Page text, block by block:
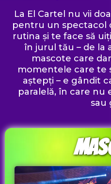
La El Cartel nu vii
pentru un spectacol
rutina și te face să
în jurul tău – de la
mascote care
momentele care te
aștepți – e gândit
paralelă, în care nu
sau